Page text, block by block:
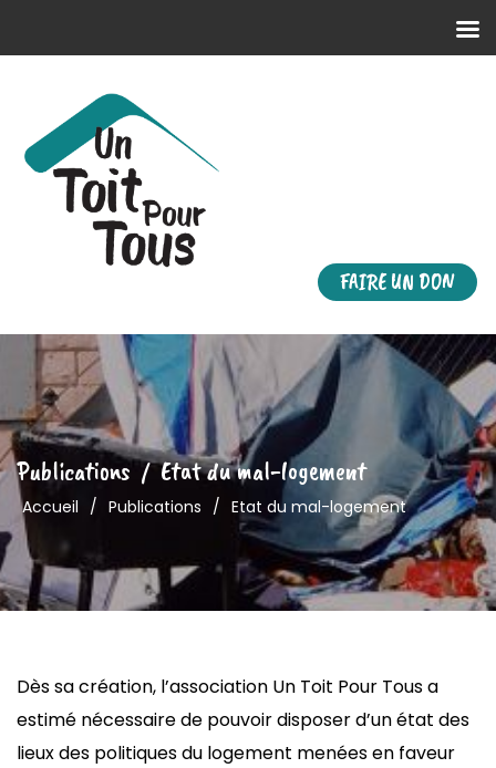
FAIRE UN DON
Publications / Etat du mal-logement
Accueil / Publications / Etat du mal-logement
Dès sa création, l’association Un Toit Pour Tous a
estimé nécessaire de pouvoir disposer d’un état des
lieux des politiques du logement menées en faveur